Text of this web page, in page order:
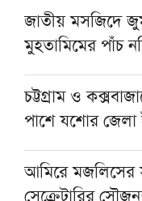
হেফাজত আমিরের
মাদরাসায়
চট্টগ্রামের
নিখোঁজ, সন্ধানে
জাতীয় মসজিদে
মুহতামিমের পাঁচ
চট্টগ্রাম ও
পাশে যশোর জেলা
আমিরে মজলিসের